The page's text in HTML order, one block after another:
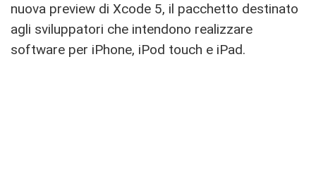
nuova preview di Xcode 5, il pacchetto destinato
agli sviluppatori che intendono realizzare
software per iPhone, iPod touch e iPad.